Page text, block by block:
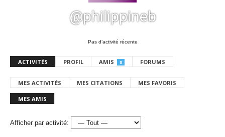
@philippineb
Pas d’activité récente
ACTIVITÉS PROFIL AMIS 0 FORUMS
MES ACTIVITÉS MES CITATIONS MES FAVORIS
MES AMIS
Afficher par activité: